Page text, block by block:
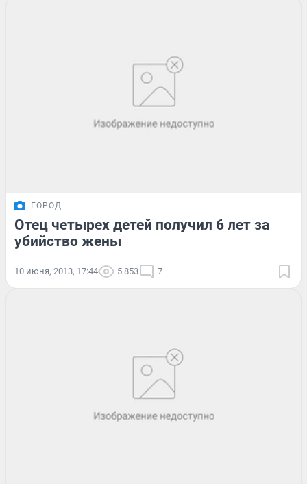
ГОРОД
Отец четырех детей получил 6 лет за
убийство жены
10 июня, 2013, 17:44 5 853 7